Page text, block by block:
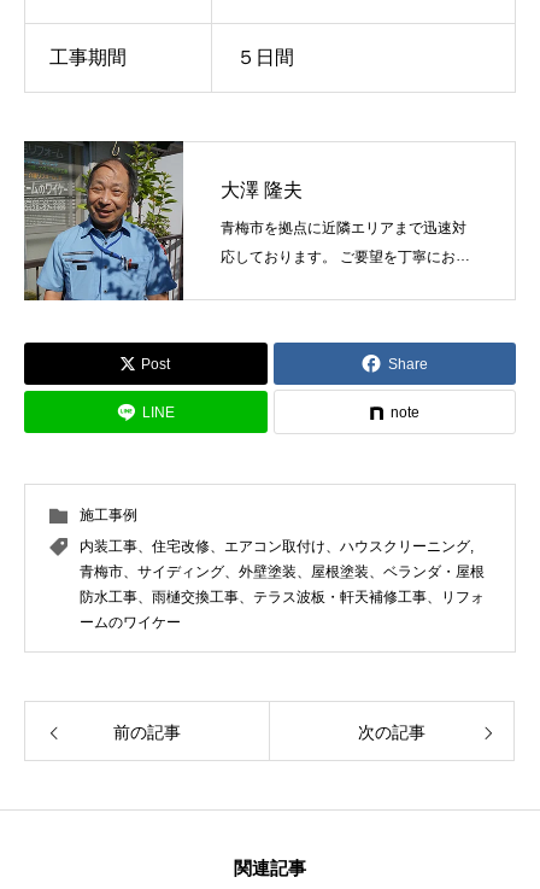
工事期間 ５日間
大澤 隆夫
青梅市を拠点に近隣エリアまで迅速対
応しております。 ご要望を丁寧にお伺
Post Share
LINE note
施工事例
内装工事、住宅改修、エアコン取付け、ハウスクリーニング,
青梅市、サイディング、外壁塗装、屋根塗装、ベランダ・屋根
防水工事、雨樋交換工事、テラス波板・軒天補修工事、リフォ
ームのワイケー
前の記事 次の記事
関連記事